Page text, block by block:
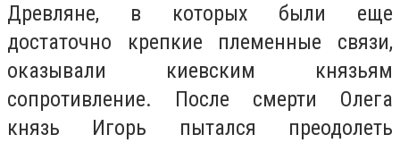
Древляне, в которых были еще
достаточно крепкие племенные связи,
оказывали киевским князьям
сопротивление. После смерти Олега
князь Игорь пытался преодолеть